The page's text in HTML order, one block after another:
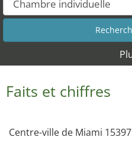
Faits et chiffres
Centre-ville de Miami